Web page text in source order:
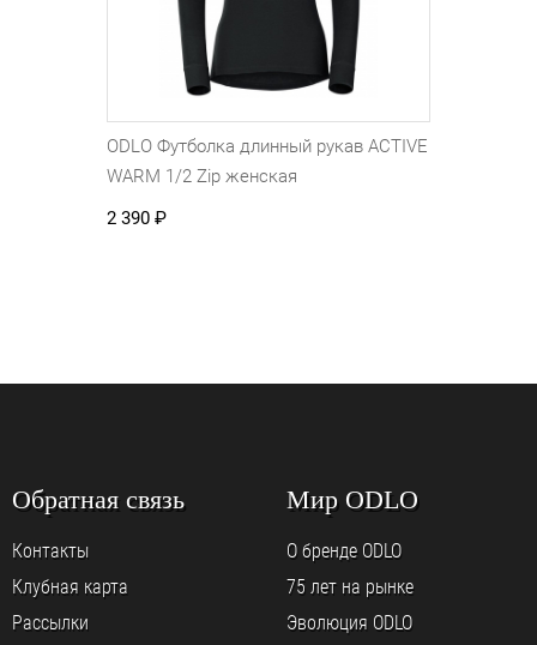
ODLO Футболка длинный рукав ACTIVE
WARM 1/2 Zip женская
2 390 ₽
Обратная связь
Контакты
Клубная карта
Рассылки
Мир ODLO
О бренде ODLO
75 лет на рынке
Эволюция ODLO